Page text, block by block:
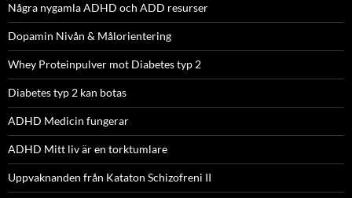
Några nygamla ADHD och ADD resurser
Dopamin Nivån & Målorientering
Whey Proteinpulver mot Diabetes typ 2
Diabetes typ 2 kan botas
ADHD Medicin fungerar
ADHD Mitt liv är en torktumlare
Uppvaknanden från Kataton Schizofreni II